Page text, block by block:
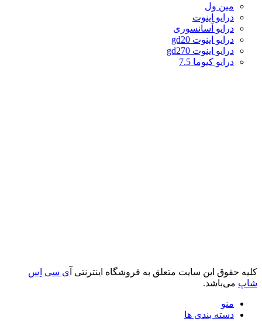
مین ول
درایو اینوت
درایو آسانسوری
درایو اینوت gd20
درایو اینوت gd270
درایو کیوما 7.5
کلیه حقوق این سایت متعلق به فروشگاه اینترنتی آ ی سی اِس
شاپ می‌باشد.
منو
دسته بندی ها